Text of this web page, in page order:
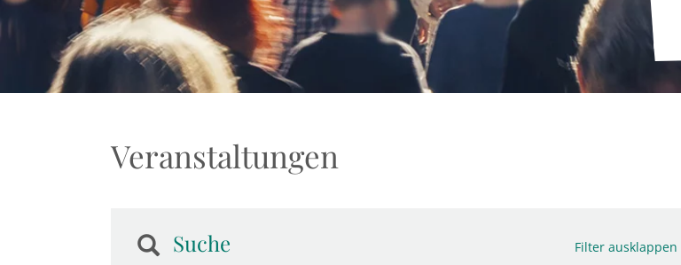
Veranstaltungen
Suche Filter ausklappen